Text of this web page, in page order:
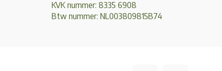
KVK nummer: 8335 6908
Btw nummer: NL003809815B74